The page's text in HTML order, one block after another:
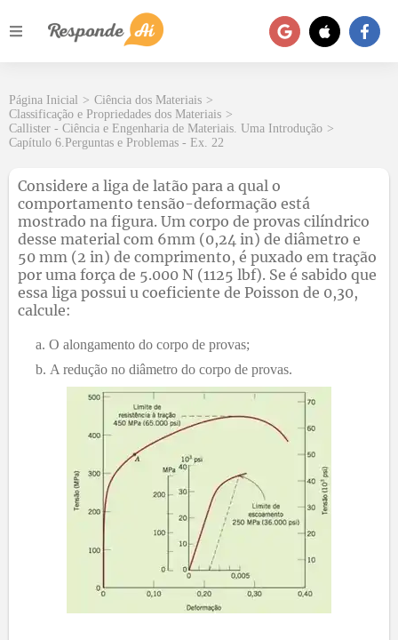
Página Inicial > Ciência dos Materiais >
Classificação e Propriedades dos Materiais >
Callister - Ciência e Engenharia de Materiais. Uma Introdução >
Capítulo 6.Perguntas e Problemas - Ex. 22
Considere a liga de latão para a qual o
comportamento tensão-deformação está
mostrado na figura. Um corpo de provas cilíndrico
desse material com 6mm (0,24 in) de diâmetro e
50 mm (2 in) de comprimento, é puxado em tração
por uma força de 5.000 N (1125 lbf). Se é sabido que
essa liga possui u coeficiente de Poisson de 0,30,
calcule:
O alongamento do corpo de provas;
A redução no diâmetro do corpo de provas.